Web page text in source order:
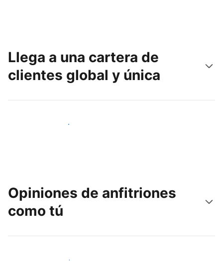
Llega a una cartera de
clientes global y única
Llega a nuevos clientes hoy
Opiniones de anfitriones
como tú
Únete a anfitriones como tú